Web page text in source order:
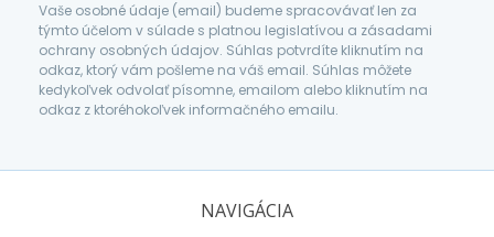
Vaše osobné údaje (email) budeme spracovávať len za
týmto účelom v súlade s platnou legislatívou a zásadami
ochrany osobných údajov. Súhlas potvrdíte kliknutím na
odkaz, ktorý vám pošleme na váš email. Súhlas môžete
kedykoľvek odvolať písomne, emailom alebo kliknutím na
odkaz z ktoréhokoľvek informačného emailu.
NAVIGÁCIA